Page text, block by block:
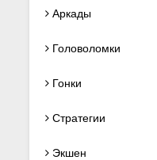
Аркады
Головоломки
Гонки
Стратегии
Экшен